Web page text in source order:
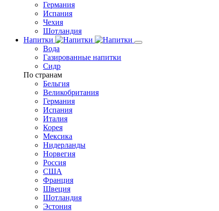
Германия
Испания
Чехия
Шотландия
Напитки
Вода
Газированные напитки
Сидр
По странам
Бельгия
Великобритания
Германия
Испания
Италия
Корея
Мексика
Нидерланды
Норвегия
Россия
США
Франция
Швеция
Шотландия
Эстония